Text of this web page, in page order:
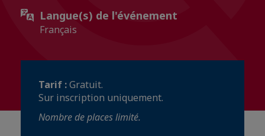
Langue(s) de l'événement
Français
Tarif :Gratuit.
Sur inscription uniquement.
Nombre de places limité.